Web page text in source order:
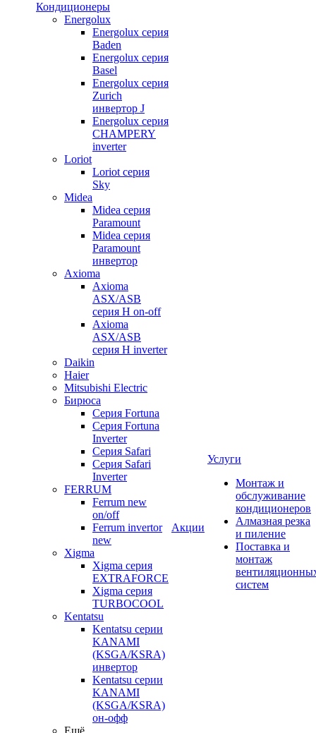
Кондиционеры
Energolux
Energolux серия
Baden
Energolux серия
Basel
Energolux серия
Zurich
инвертор J
Energolux серия
CHAMPERY
inverter
Loriot
Loriot серия
Sky
Midea
Midea серия
Paramount
Midea серия
Paramount
инвертор
Axioma
Axioma
ASX/ASB
серия Н on-off
Axioma
ASX/ASB
серия Н inverter
Daikin
Haier
Mitsubishi Electric
Бирюса
Серия Fortuna
Серия Fortuna
Inverter
Серия Safari
Серия Safari
Inverter
FERRUM
Ferrum new
on/off
Ferrum invertor
new
Xigma
Xigma серия
EXTRAFORCE
Xigma серия
TURBOCOOL
Kentatsu
Kentatsu серии
KANAMI
(KSGA/KSRA)
инвертор
Kentatsu серии
KANAMI
(KSGA/KSRA)
он-офф
Ещё
Акции
Услуги
Монтаж и
обслуживание
кондиционеров
Алмазная резка
и пиление
Поставка и
монтаж
систем